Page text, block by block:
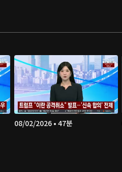
08/02/2026 • 47분